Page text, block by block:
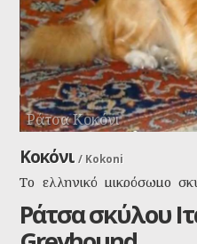
Ράτσα Κοκόνι
Κοκόνι / Kokoni
Το ελληνικό μικρόσωμο
έχουμε, το κοκόνι. Είναι
δεν το διάλεξαν τυχαία οι
Ράτσα σκύλου